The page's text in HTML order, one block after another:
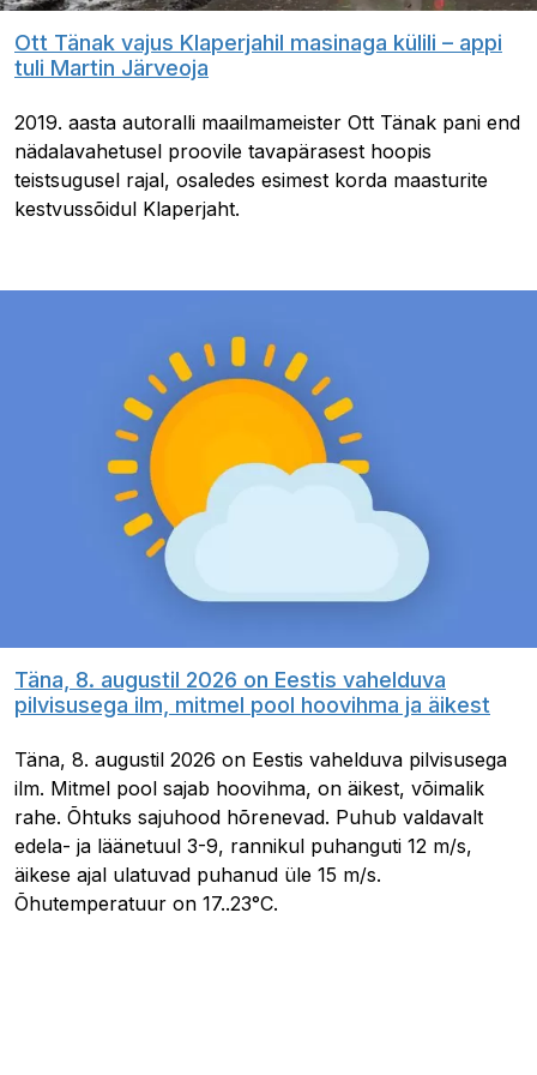
Ott Tänak vajus Klaperjahil masinaga külili – appi
tuli Martin Järveoja
2019. aasta autoralli maailmameister Ott Tänak pani end
nädalavahetusel proovile tavapärasest hoopis
teistsugusel rajal, osaledes esimest korda maasturite
kestvussõidul Klaperjaht.
Täna, 8. augustil 2026 on Eestis vahelduva
pilvisusega ilm, mitmel pool hoovihma ja äikest
Täna, 8. augustil 2026 on Eestis vahelduva pilvisusega
ilm. Mitmel pool sajab hoovihma, on äikest, võimalik
rahe. Õhtuks sajuhood hõrenevad. Puhub valdavalt
edela- ja läänetuul 3-9, rannikul puhanguti 12 m/s,
äikese ajal ulatuvad puhanud üle 15 m/s.
Õhutemperatuur on 17..23°C.